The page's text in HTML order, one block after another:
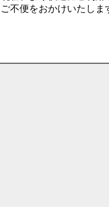
ご不便をおかけいたし